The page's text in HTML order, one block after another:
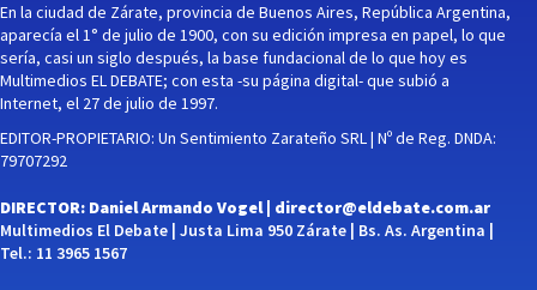
En la ciudad de Zárate, provincia de Buenos Aires, República Argentina,
aparecía el 1° de julio de 1900, con su edición impresa en papel, lo que
sería, casi un siglo después, la base fundacional de lo que hoy es
Multimedios EL DEBATE; con esta -su página digital- que subió a
Internet, el 27 de julio de 1997.
EDITOR-PROPIETARIO: Un Sentimiento Zarateño SRL | Nº de Reg. DNDA:
79707292
DIRECTOR: Daniel Armando Vogel | director@eldebate.com.ar
Multimedios El Debate | Justa Lima 950 Zárate | Bs. As. Argentina |
Tel.: 11 3965 1567